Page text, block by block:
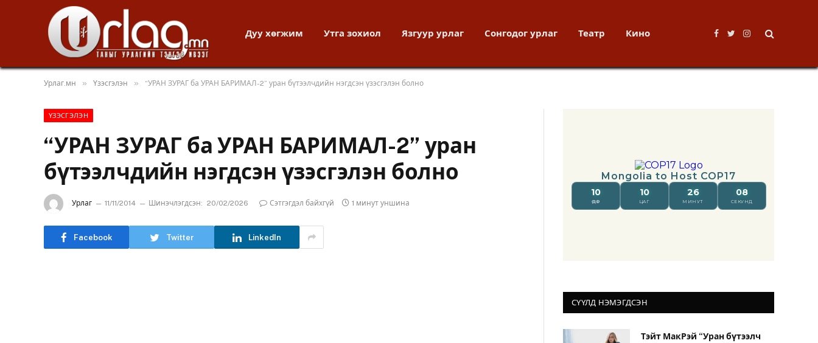
Дуу хөгжим Утга зохиол Язгуур урлаг Сонгодог урлаг Театр Кино
Facebook
TwitterInstagram
Урлаг.мн » Үзэсгэлэн » “УРАН ЗУРАГ ба УРАН БАРИМАЛ-2” уран бүтээлчдийн нэгдсэн үзэсгэлэн болно
ҮЗЭСГЭЛЭН
“УРАН ЗУРАГ ба УРАН БАРИМАЛ-2” уран
бүтээлчдийн нэгдсэн үзэсгэлэн болно
Урлаг 11/11/2014 Шинэчлэгдсэн: 20/02/2026 Сэтгэгдэл байхгүй 1 минут уншина
Facebook Twitter LinkedIn
СҮҮЛД НЭМЭГДСЭН
Тэйт МакРэй “Уран бүтээлч